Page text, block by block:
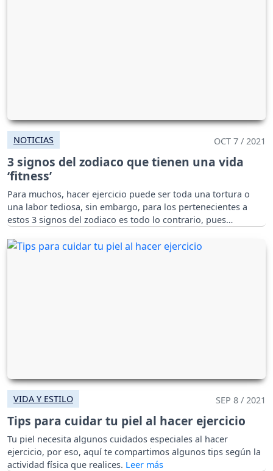
NOTICIAS OCT 7 / 2021
3 signos del zodiaco que tienen una vida
‘fitness’
Para muchos, hacer ejercicio puede ser toda una tortura o
una labor tediosa, sin embargo, para los pertenecientes a
estos 3 signos del zodiaco es todo lo contrario, pues
VIDA Y ESTILO SEP 8 / 2021
Tips para cuidar tu piel al hacer ejercicio
Tu piel necesita algunos cuidados especiales al hacer
ejercicio, por eso, aquí te compartimos algunos tips según la
actividad física que realices.